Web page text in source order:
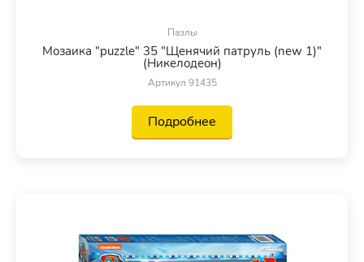
Пазлы
Мозаика "puzzle" 35 "Щенячий патруль (new 1)"
(Никелодеон)
Артикул 91435
Подробнее